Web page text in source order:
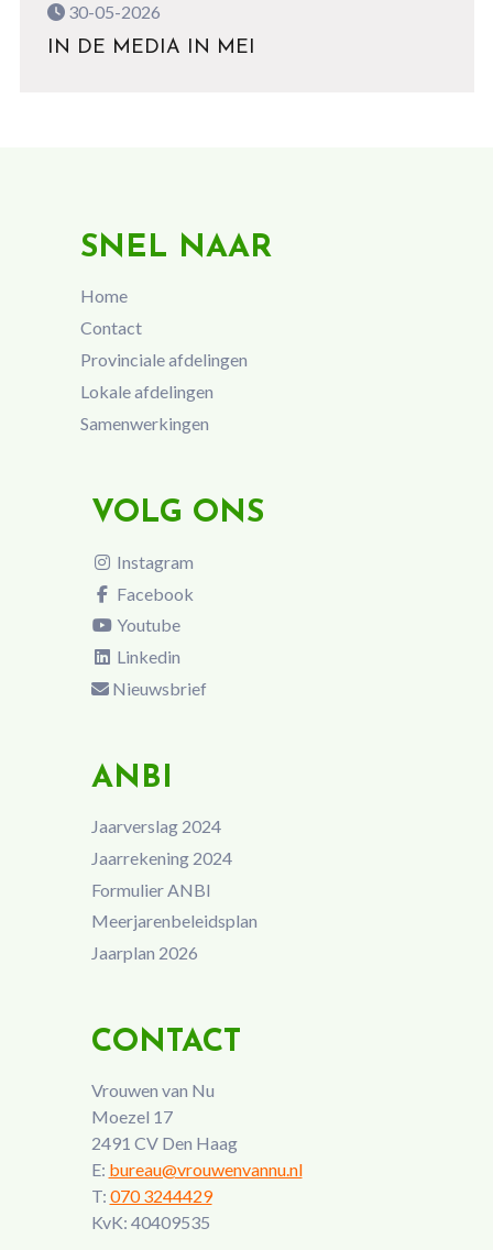
30-05-2026
IN DE MEDIA IN MEI
SNEL NAAR
Home
Contact
Provinciale afdelingen
Lokale afdelingen
Samenwerkingen
VOLG ONS
Instagram
Facebook
Youtube
Linkedin
Nieuwsbrief
ANBI
Jaarverslag 2024
Jaarrekening 2024
Formulier ANBI
Meerjarenbeleidsplan
Jaarplan 2026
CONTACT
Vrouwen van Nu
Moezel 17
2491 CV Den Haag
E: bureau@vrouwenvannu.nl
T: 070 3244429
KvK: 40409535